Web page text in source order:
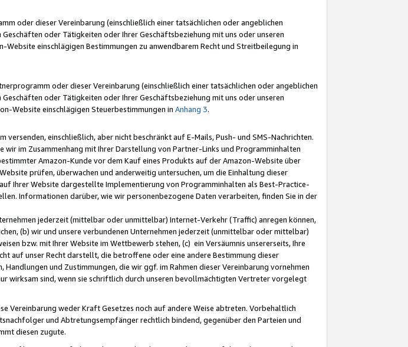
oder dieser Vereinbarung (einschließlich einer tatsächlichen oder angeblichen
oder Tätigkeiten oder Ihrer Geschäftsbeziehung mit uns oder unseren
einschlägigen Bestimmungen zu anwendbarem Recht und Streitbeilegung in
oder dieser Vereinbarung (einschließlich einer tatsächlichen oder angeblichen
oder Tätigkeiten oder Ihrer Geschäftsbeziehung mit uns oder unseren
Website einschlägigen Steuerbestimmungen in Anhang 3.
einschließlich, aber nicht beschränkt auf E-Mails, Push- und SMS-Nachrichten.
im Zusammenhang mit Ihrer Darstellung von Partner-Links und Programminhalten
Amazon-Kunde vor dem Kauf eines Produkts auf der Amazon-Website über
prüfen, überwachen und anderweitig untersuchen, um die Einhaltung dieser
Ihrer Website dargestellte Implementierung von Programminhalten als Best-Practice-
Informationen darüber, wie wir personenbezogene Daten verarbeiten, finden Sie in der
jederzeit (mittelbar oder unmittelbar) Internet-Verkehr (Traffic) anregen können,
(b) wir und unsere verbundenen Unternehmen jederzeit (unmittelbar oder mittelbar)
bzw. mit Ihrer Website im Wettbewerb stehen, (c) ein Versäumnis unsererseits, Ihre
auf unser Recht darstellt, die betroffene oder eine andere Bestimmung dieser
und Zustimmungen, die wir ggf. im Rahmen dieser Vereinbarung vornehmen
wirksam sind, wenn sie schriftlich durch unseren bevollmächtigten Vertreter vorgelegt
Vereinbarung weder Kraft Gesetzes noch auf andere Weise abtreten. Vorbehaltlich
und Abtretungsempfänger rechtlich bindend, gegenüber den Parteien und
diesen zugute.